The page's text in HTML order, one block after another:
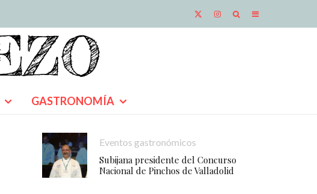
GASTRONOMÍA
Eventos gastronómicos
Subijana presidente del Concurso
Nacional de Pinchos de Valladolid